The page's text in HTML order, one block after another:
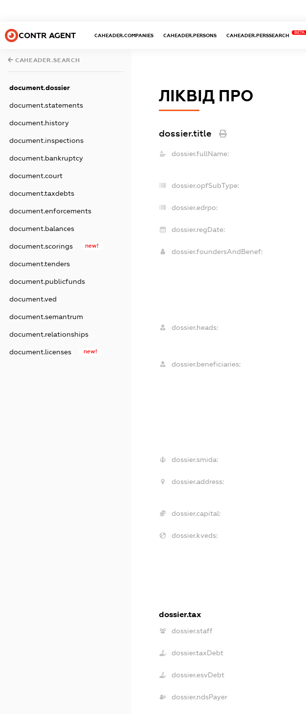
CONTR AGENT CAHEADER.COMPANIES CAHEADER.PERSONS CAHEADER.PERSSEARCH
BETA
CAHEADER.SEARCH
document.dossier
document.statements
document.history
document.inspections
document.bankruptcy
document.court
document.taxdebts
document.enforcements
document.balances
document.scorings new!
document.tenders
document.publicfunds
document.ved
document.semantrum
document.relationships
document.licenses new!
ЛІКВІД ПРО
dossier.title
dossier.fullName:
dossier.opfSubType:
dossier.edrpo:
dossier.regDate:
dossier.foundersAndBenef:
dossier.heads:
dossier.beneficiaries:
dossier.smida:
dossier.address:
dossier.capital:
dossier.kveds:
dossier.tax
dossier.staff
dossier.taxDebt
dossier.esvDebt
dossier.ndsPayer